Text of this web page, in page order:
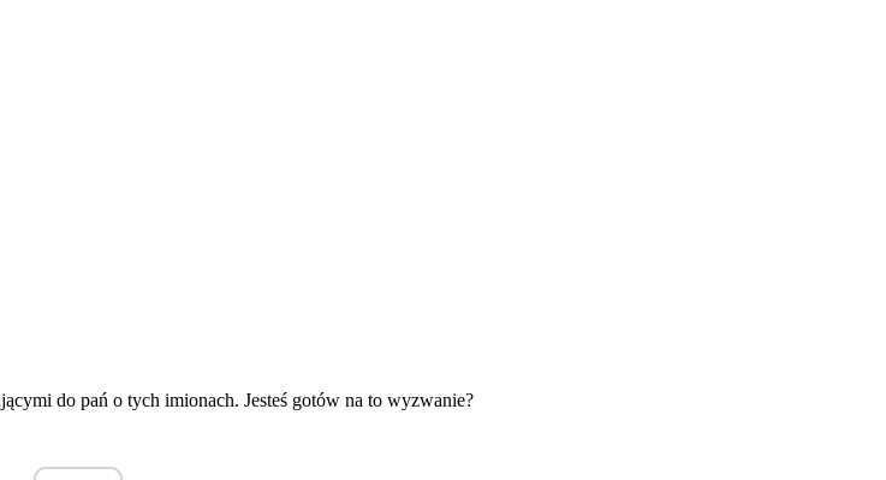
do pań o tych imionach. Jesteś gotów na to wyzwanie?